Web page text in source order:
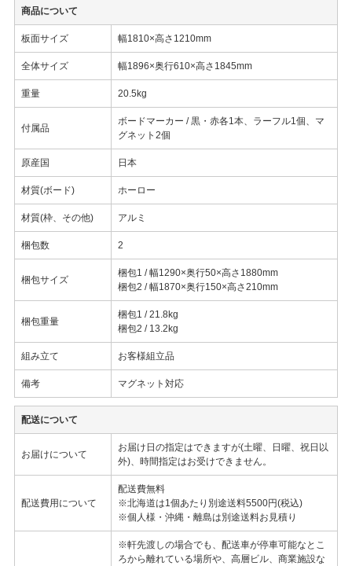
商品について
板面サイズ 幅1810×高さ1210mm
全体サイズ 幅1896×奥行610×高さ1845mm
重量 20.5kg
付属品
ボードマーカー / 黒・赤各1本、ラーフル1個、マ
グネット2個
原産国 日本
材質(ボード) ホーロー
材質(枠、その他) アルミ
梱包数 2
梱包サイズ
梱包1 / 幅1290×奥行50×高さ1880mm
梱包2 / 幅1870×奥行150×高さ210mm
梱包重量
梱包1 / 21.8kg
梱包2 / 13.2kg
組み立て お客様組立品
備考 マグネット対応
配送について
お届けについて
お届け日の指定はできますが(土曜、日曜、祝日以
外)、時間指定はお受けできません。
配送費用について
配送費無料
※北海道は1個あたり別途送料5500円(税込)
※個人様・沖縄・離島は別途送料お見積り
※軒先渡しの場合でも、配送車が停車可能なとこ
ろから離れている場所や、高層ビル、商業施設な